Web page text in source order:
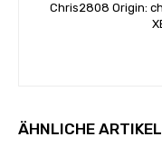
Chris2808 Origin:
ÄHNLICHE ARTIKEL